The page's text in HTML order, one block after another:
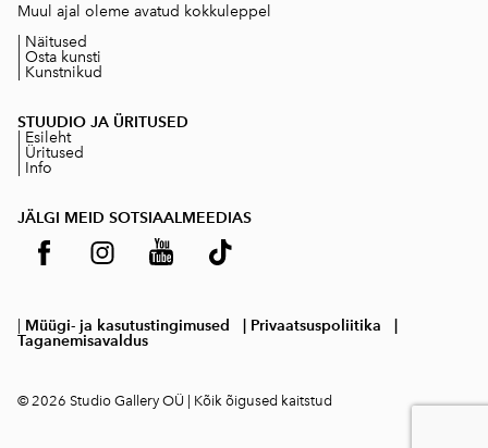
Muul ajal oleme avatud kokkuleppel
Näitused
Osta kunsti
Kunstnikud
STUUDIO JA ÜRITUSED
Esileht
Üritused
Info
JÄLGI MEID SOTSIAALMEEDIAS
Müügi- ja kasutustingimused | Privaatsuspoliitika
Taganemisavaldus
© 2026 Studio Gallery OÜ | Kõik õigused kaitstud